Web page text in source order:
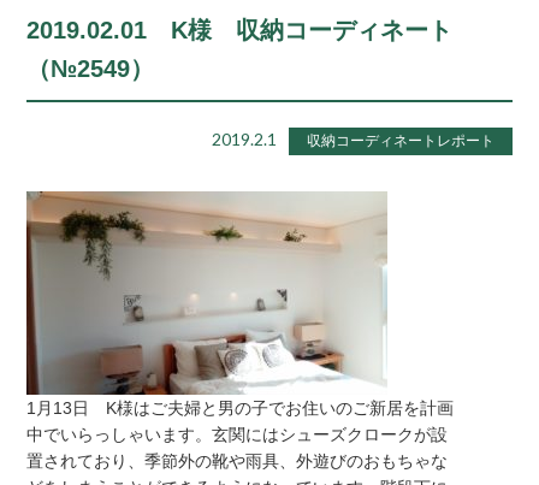
2019.02.01 K様 収納コーディネート
（№2549）
2019.2.1 収納コーディネートレポート
1月13日 K様はご夫婦と男の子でお住いのご新居を計画
中でいらっしゃいます。玄関にはシューズクロークが設
置されており、季節外の靴や雨具、外遊びのおもちゃな